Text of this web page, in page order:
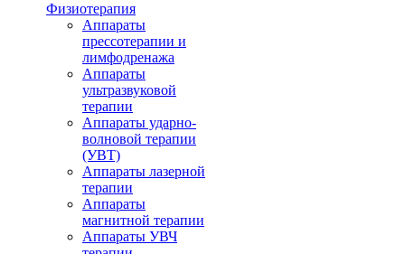
Физиотерапия
Аппараты
прессотерапии и
лимфодренажа
Аппараты
ультразвуковой
терапии
Аппараты ударно-
волновой терапии
(УВТ)
Аппараты лазерной
терапии
Аппараты
магнитной терапии
Аппараты УВЧ